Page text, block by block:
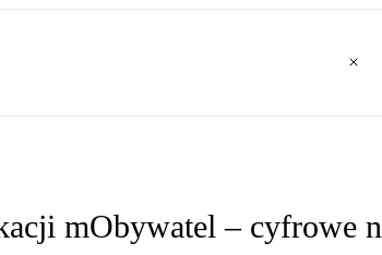
mObywatel – cyfrowe